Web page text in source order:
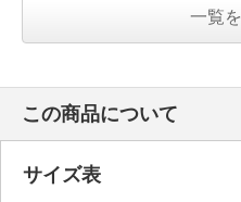
一覧
この商品について
サイズ表